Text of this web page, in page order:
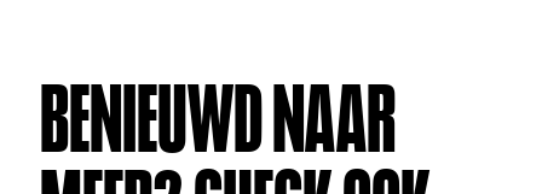
BENIEUWD NAAR